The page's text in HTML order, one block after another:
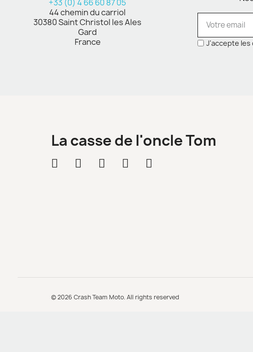
+33 (0) 4 66 60 87 05
44 chemin du carriol
30380 Saint Christol les Ales
Gard
France
J'accepte les
La casse de l'oncle Tom
© 2026 Crash Team Moto. All rights reserved